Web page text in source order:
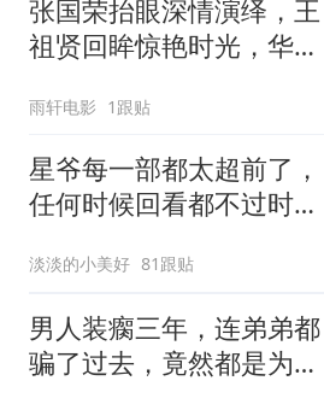
张国荣抬眼深情演绎，王
祖贤回眸惊艳时光，华语
雨轩电影 1跟贴
星爷每一部都太超前了，
任何时候回看都不过时，
淡淡的小美好 81跟贴
男人装瘸三年，连弟弟都
骗了过去，竟然都是为了